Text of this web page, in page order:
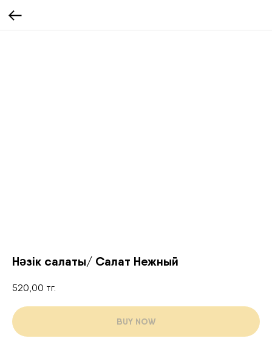
Нәзік салаты/ Салат Нежный
520,00 тг.
BUY NOW